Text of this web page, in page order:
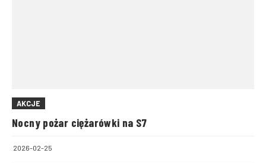
AKCJE
Nocny pożar ciężarówki na S7
2026-02-25